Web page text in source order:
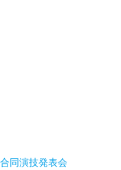
同演技発表会